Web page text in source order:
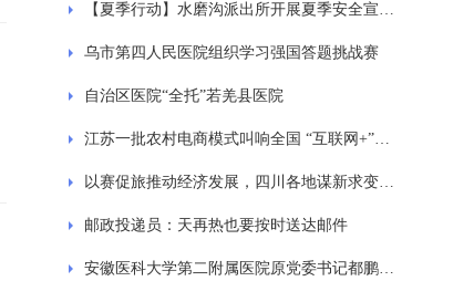
【夏季行动】水磨沟派出所开展夏季安全宣传系列活动
乌市第四人民医院组织学习强国答题挑战赛
自治区医院“全托”若羌县医院
江苏一批农村电商模式叫响全国 “互联网+”农产品出村进城火
以赛促旅推动经济发展，四川各地谋新求变争当“显眼包”
邮政投递员：天再热也要按时送达邮件
安徽医科大学第二附属医院原党委书记都鹏飞被查